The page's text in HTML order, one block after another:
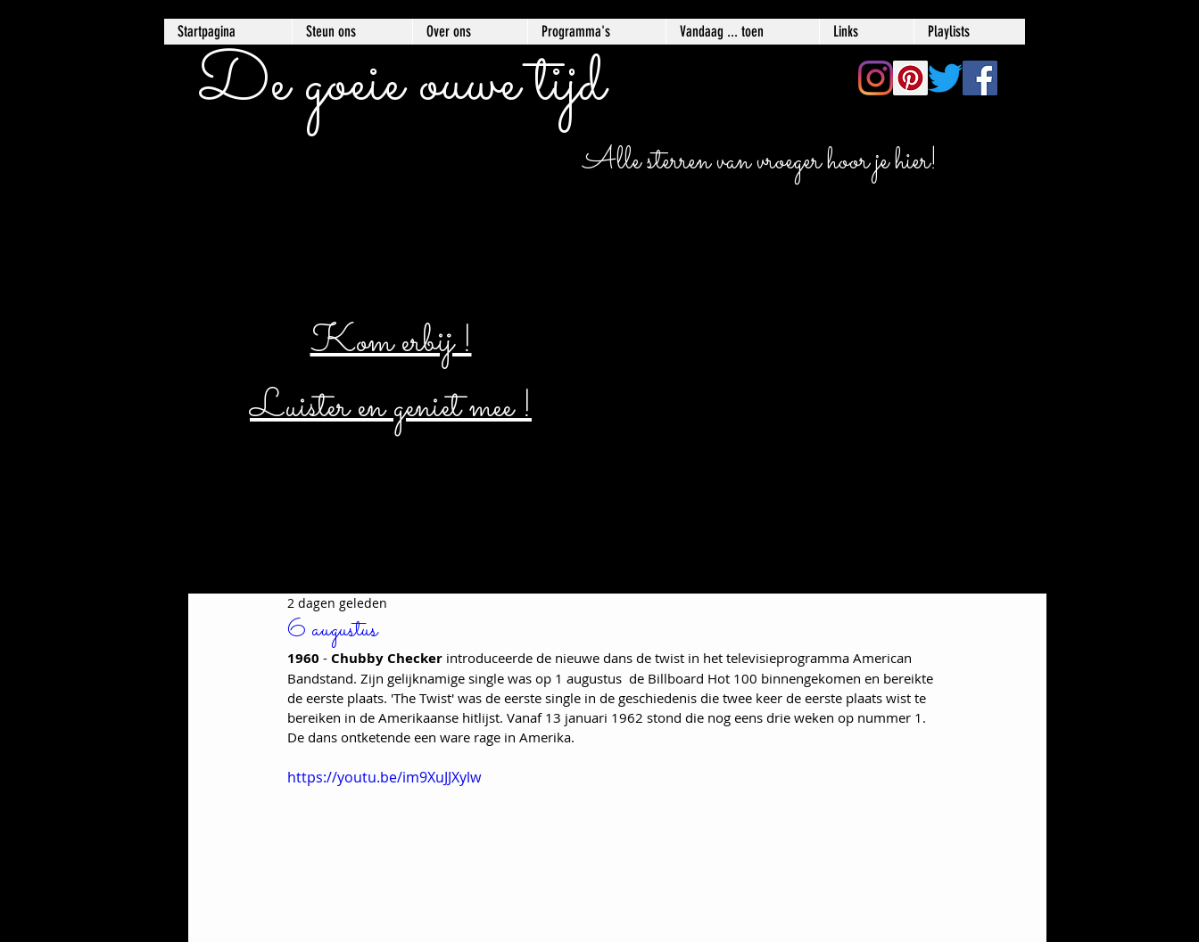
Startpagina Steun ons Over ons Programma's Vandaag ... toen Links Playlists
De goeie ouwe tijd
Kom erbij !
Luister en geniet mee !
Alle sterren van vroeger hoor je hier!
6 augustus
2 dagen geleden
1960 - Chubby Checker introduceerde de nieuwe dans de twist in het televisieprogramma American
Bandstand. Zijn gelijknamige single was op 1 augustus  de Billboard Hot 100 binnengekomen en bereikte
de eerste plaats. 'The Twist' was de eerste single in de geschiedenis die twee keer de eerste plaats wist te
bereiken in de Amerikaanse hitlijst. Vanaf 13 januari 1962 stond die nog eens drie weken op nummer 1.
De dans ontketende een ware rage in Amerika.
https://youtu.be/im9XuJJXylw